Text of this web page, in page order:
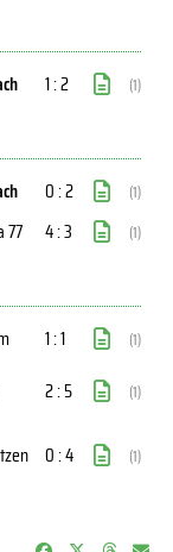
1 : 2 (1)
0 : 2 (1)
77 4 : 3 (1)
1 : 1 (1)
2 : 5 (1)
0 : 4 (1)